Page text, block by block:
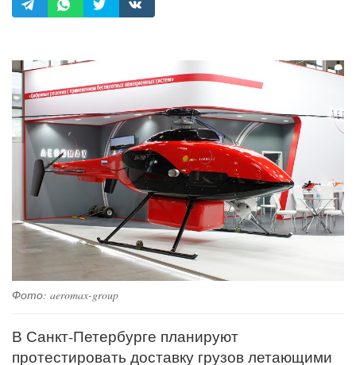
Фото: aeromax-group
В Санкт-Петербурге планируют
протестировать доставку грузов летающими